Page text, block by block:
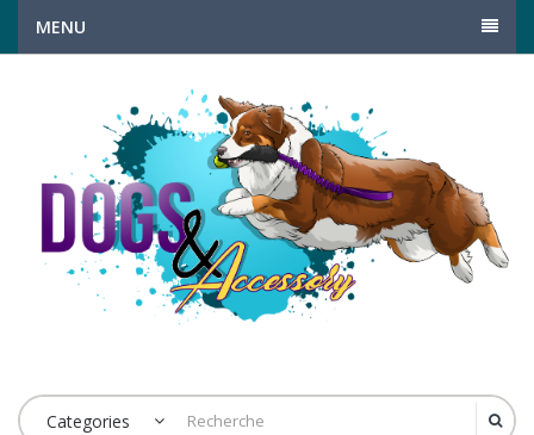
MENU
Categories